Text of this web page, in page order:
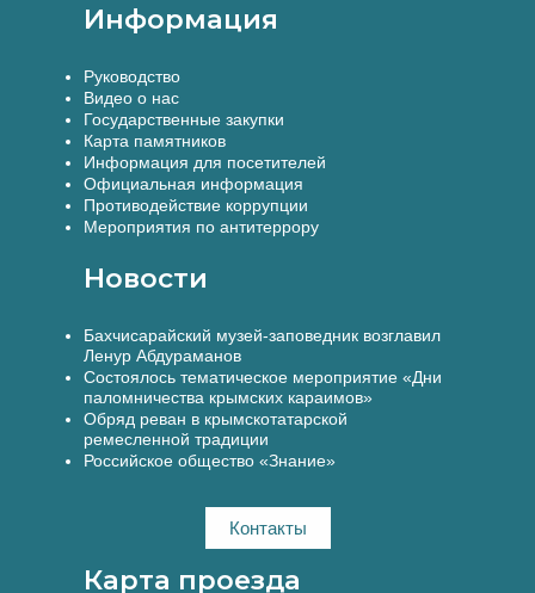
Информация
Руководство
Видео о нас
Государственные закупки
Карта памятников
Информация для посетителей
Официальная информация
Противодействие коррупции
Мероприятия по антитеррору
Новости
Бахчисарайский музей-заповедник возглавил
Ленур Абдураманов
Состоялось тематическое мероприятие «Дни
паломничества крымских караимов»
Обряд реван в крымскотатарской
ремесленной традиции
Российское общество «Знание»
Контакты
Карта проезда